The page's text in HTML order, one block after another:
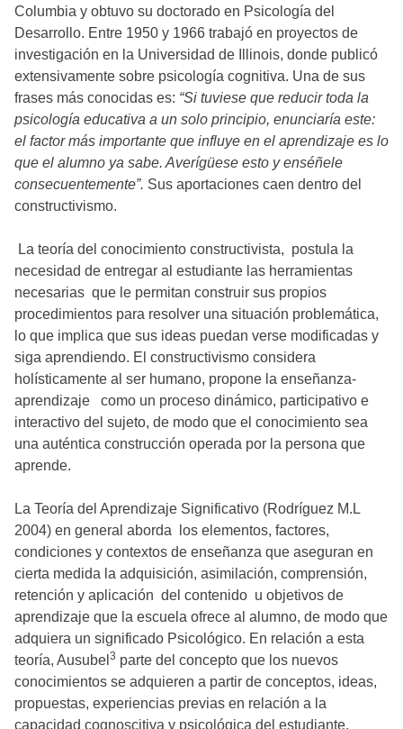
Columbia y obtuvo su doctorado en Psicología del
Desarrollo. Entre 1950 y 1966 trabajó en proyectos de
investigación en la Universidad de Illinois, donde publicó
extensivamente sobre psicología cognitiva. Una de sus
frases más conocidas es: “Si tuviese que reducir toda la
psicología educativa a un solo principio, enunciaría este:
el factor más importante que influye en el aprendizaje es lo
que el alumno ya sabe. Averígüese esto y enséñele
consecuentemente”. Sus aportaciones caen dentro del
constructivismo.
La teoría del conocimiento constructivista, postula la
necesidad de entregar al estudiante las herramientas
necesarias que le permitan construir sus propios
procedimientos para resolver una situación problemática,
lo que implica que sus ideas puedan verse modificadas y
siga aprendiendo. El constructivismo considera
holísticamente al ser humano, propone la enseñanza-
aprendizaje como un proceso dinámico, participativo e
interactivo del sujeto, de modo que el conocimiento sea
una auténtica construcción operada por la persona que
aprende.
La Teoría del Aprendizaje Significativo (Rodríguez M.L
2004) en general aborda los elementos, factores,
condiciones y contextos de enseñanza que aseguran en
cierta medida la adquisición, asimilación, comprensión,
retención y aplicación del contenido u objetivos de
aprendizaje que la escuela ofrece al alumno, de modo que
adquiera un significado Psicológico. En relación a esta
teoría, Ausubel 3 parte del concepto que los nuevos
conocimientos se adquieren a partir de conceptos, ideas,
propuestas, experiencias previas en relación a la
capacidad cognoscitiva y psicológica del estudiante.